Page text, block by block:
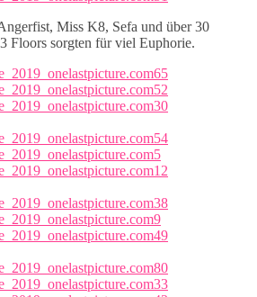
Miss K8, Sefa und über 30
Floors sorgten für viel Euphorie.